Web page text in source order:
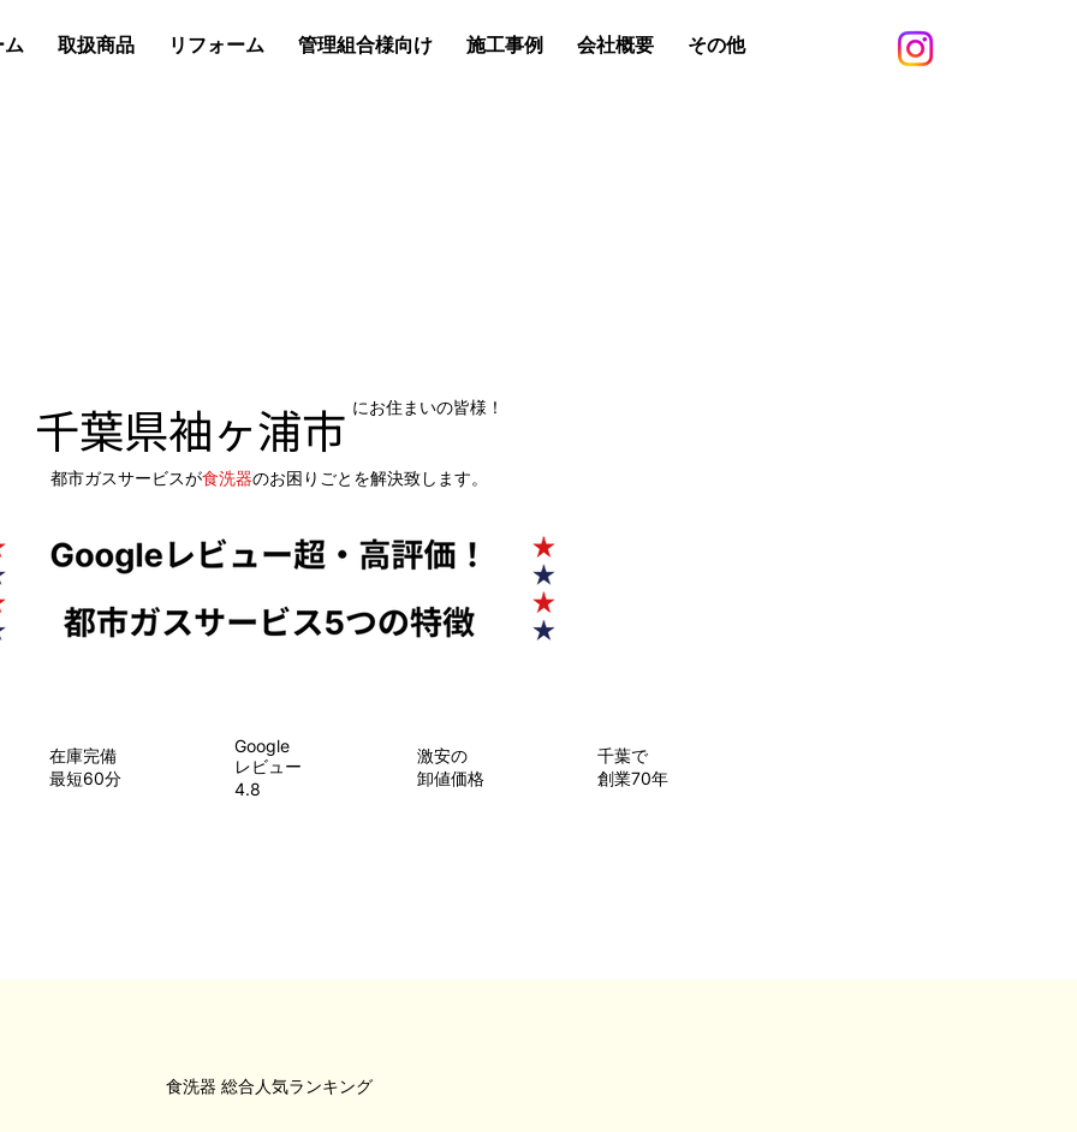
ム 取扱商品 リフォーム 管理組合様向け 施工事例 会社概要 その他
にお住まいの皆様！
千葉県袖ヶ浦市
都市ガスサービスが食洗器のお困りごとを解決致します。
在庫完備
最短60分
Google
レビュー
4.8
​激安の
卸値価格
千葉で
創業70年
総合人気ランキング
食洗器